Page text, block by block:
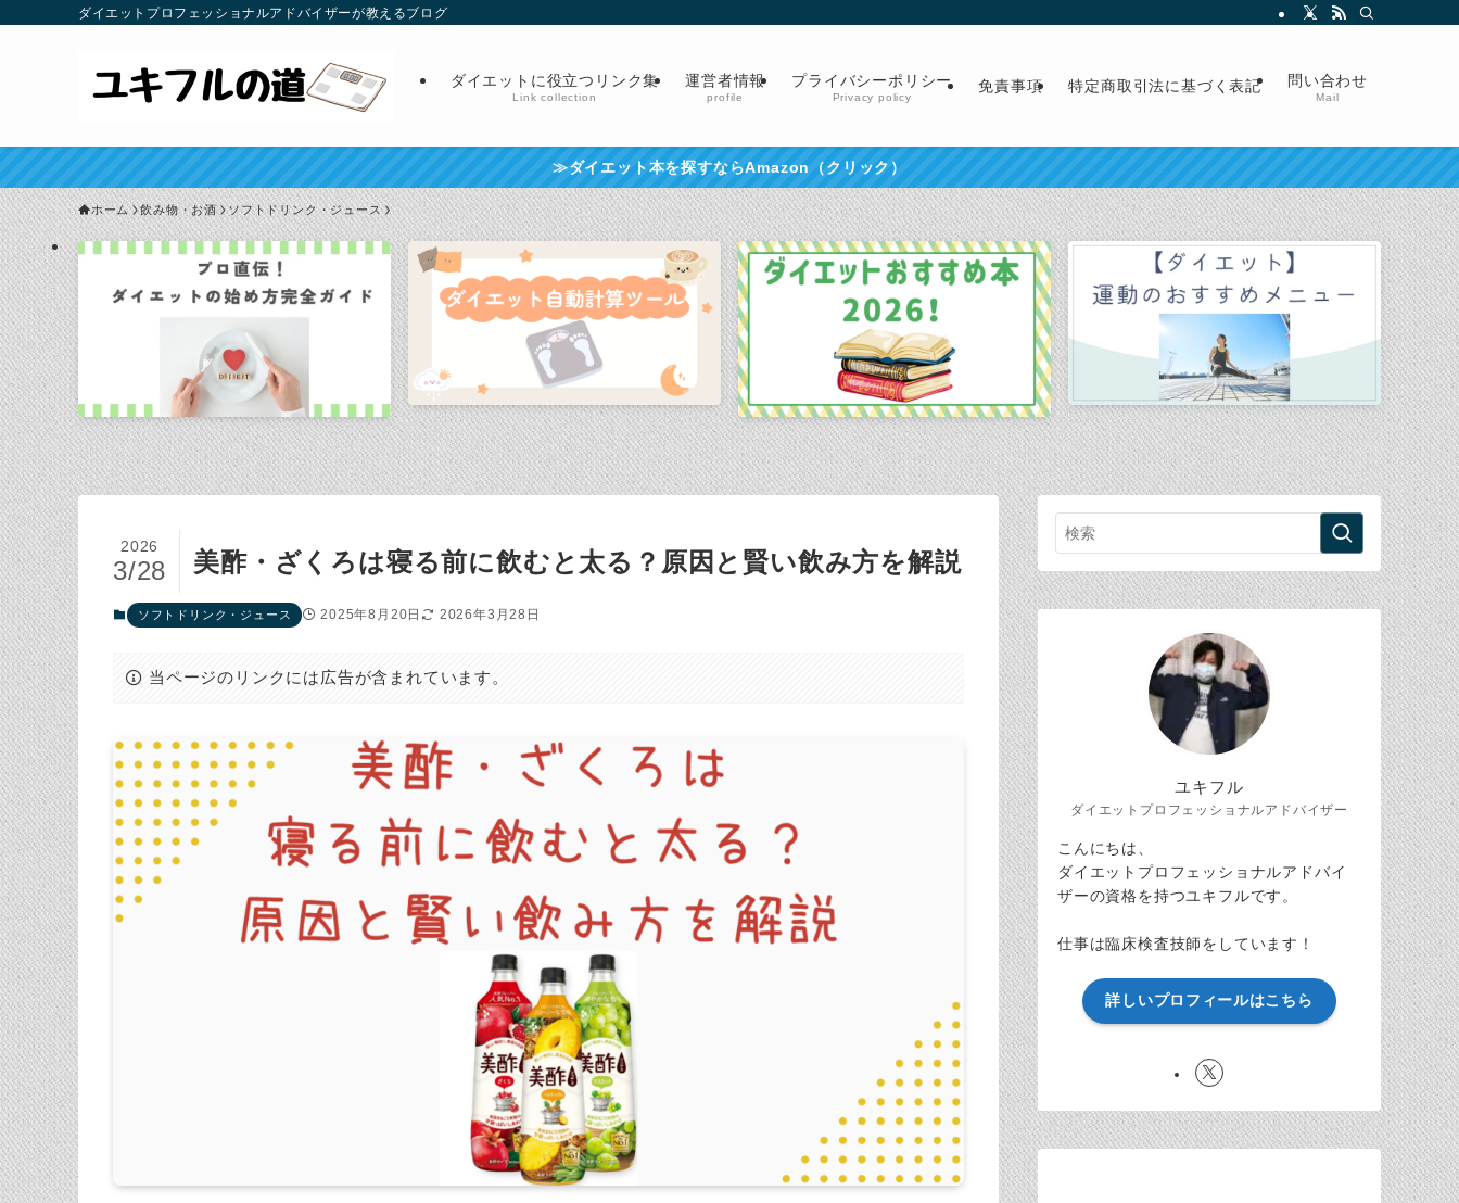
ダイエットプロフェッショナルアドバイザーが教えるブログ
ダイエットに役立つリンク集
Link collection
運営者情報
profile
プライバシーポリシー
Privacy policy
免責事項 特定商取引法に基づく表記 問い合わせ
Mail
≫ダイエット本を探すならAmazon（クリック）
ホーム 飲み物・お酒 ソフトドリンク・ジュース
美酢・ざくろは寝る前に飲むと太る？原因と賢い飲み方を解説
2026
3/28
ソフトドリンク・ジュース 2025年8月20日 2026年3月28日
当ページのリンクには広告が含まれています。
ユキフル
ダイエットプロフェッショナルアドバイザー
こんにちは、
ダイエットプロフェッショナルアドバイ
ザーの資格を持つユキフルです。
仕事は臨床検査技師をしています！
詳しいプロフィールはこちら